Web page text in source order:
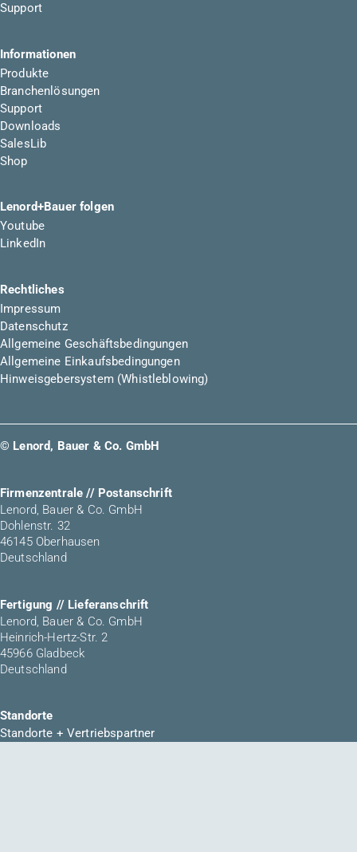
Support
Informationen
Produkte
Branchenlösungen
Support
Downloads
SalesLib
Shop
Lenord+Bauer folgen
Youtube
LinkedIn
Rechtliches
Impressum
Datenschutz
Allgemeine Geschäftsbedingungen
Allgemeine Einkaufsbedingungen
Hinweisgebersystem (Whistleblowing)
© Lenord, Bauer & Co. GmbH
Firmenzentrale // Postanschrift
Lenord, Bauer & Co. GmbH
Dohlenstr. 32
46145 Oberhausen
Deutschland
Fertigung // Lieferanschrift
Lenord, Bauer & Co. GmbH
Heinrich-Hertz-Str. 2
45966 Gladbeck
Deutschland
Standorte
Standorte + Vertriebspartner